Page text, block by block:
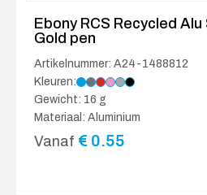
Ebony RCS Recycled
Gold pen
Artikelnummer: A24-1488812
Kleuren:
Gewicht: 16 g
Materiaal: Aluminium
Vanaf € 0.55